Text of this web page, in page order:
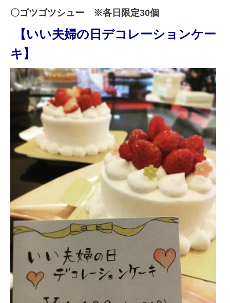
〇ゴツゴツシュー ※各日限定30個
【いい夫婦の日デコレーションケー
キ】